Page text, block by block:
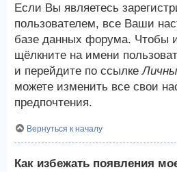
Если Вы являетесь
пользователем, все Ваши
базе данных форума. Чтобы
щёлкните на имени
и перейдите по ссылке
можете изменить все свои
предпочтения.
Вернуться к началу
Как избежать появления